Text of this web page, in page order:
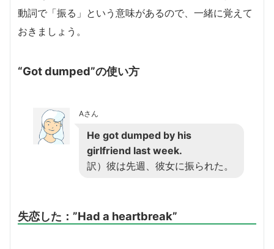
動詞で「振る」という意味があるので、一緒に覚えて
おきましょう。
“Got dumped”の使い方
Aさん
He got dumped by his
girlfriend last week.
訳）彼は先週、彼女に振られた。
失恋した ：”Had a heartbreak”